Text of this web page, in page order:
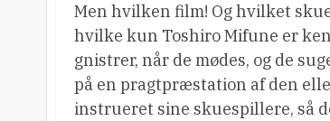
Men hvilken film! Og hvilket
hvilke kun Toshiro Mifune er
gnistrer, når de mødes, og de
på en pragtpræstation af den
instrueret sine skuespillere, så